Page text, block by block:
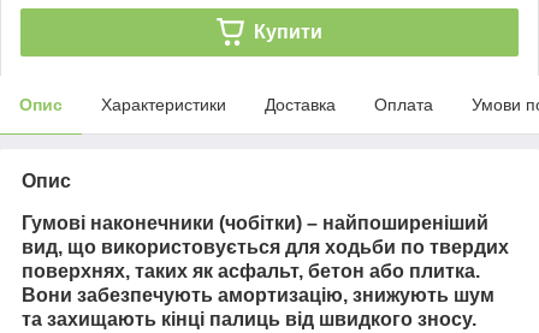
Купити
Опис Характеристики Доставка Оплата Умови
Опис
Гумові наконечники (чобітки) – найпоширеніший
вид, що використовується для ходьби по твердих
поверхнях, таких як асфальт, бетон або плитка.
Вони забезпечують амортизацію, знижують шум
та захищають кінці палиць від швидкого зносу.